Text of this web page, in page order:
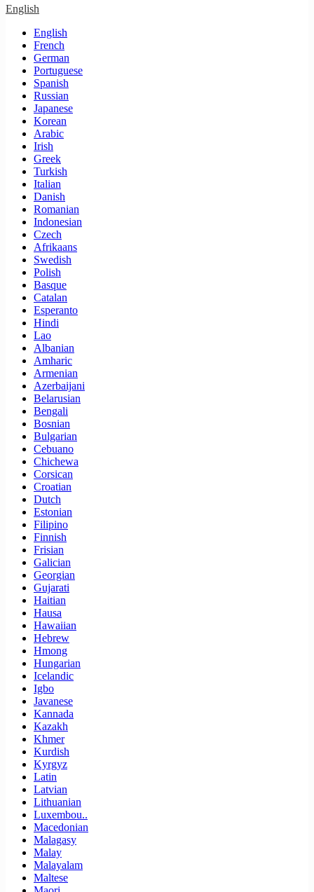
English
English
French
German
Portuguese
Spanish
Russian
Japanese
Korean
Arabic
Irish
Greek
Turkish
Italian
Danish
Romanian
Indonesian
Czech
Afrikaans
Swedish
Polish
Basque
Catalan
Esperanto
Hindi
Lao
Albanian
Amharic
Armenian
Azerbaijani
Belarusian
Bengali
Bosnian
Bulgarian
Cebuano
Chichewa
Corsican
Croatian
Dutch
Estonian
Filipino
Finnish
Frisian
Galician
Georgian
Gujarati
Haitian
Hausa
Hawaiian
Hebrew
Hmong
Hungarian
Icelandic
Igbo
Javanese
Kannada
Kazakh
Khmer
Kurdish
Kyrgyz
Latin
Latvian
Lithuanian
Luxembou..
Macedonian
Malagasy
Malay
Malayalam
Maltese